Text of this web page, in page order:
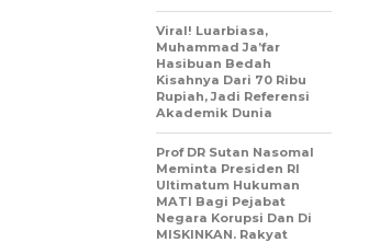
Viral! Luarbiasa,
Muhammad Ja’far
Hasibuan Bedah
Kisahnya Dari 70 Ribu
Rupiah, Jadi Referensi
Akademik Dunia
Prof DR Sutan Nasomal
Meminta Presiden RI
Ultimatum Hukuman
MATI Bagi Pejabat
Negara Korupsi Dan Di
MISKINKAN. Rakyat